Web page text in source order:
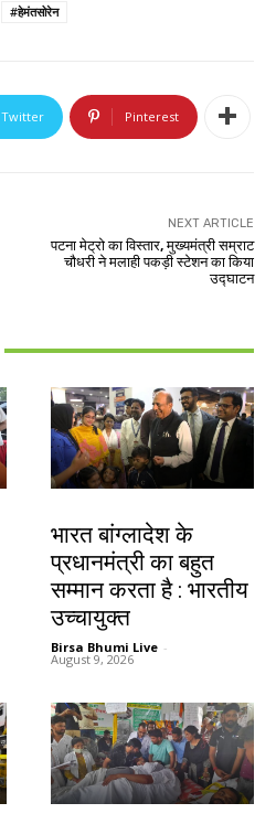
#हेमंतसोरेन
Twitter Pinterest
NEXT ARTICLE
पटना मेट्रो का विस्तार, मुख्यमंत्री सम्राट
चौधरी ने मलाही पकड़ी स्टेशन का किया
उद्घाटन
भारत बांग्लादेश के
प्रधानमंत्री का बहुत
सम्मान करता है : भारतीय
उच्चायुक्त
Birsa Bhumi Live -
August 9, 2026